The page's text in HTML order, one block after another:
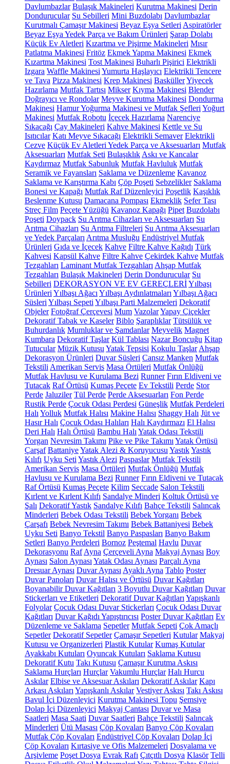
Davlumbazlar Bulaşık Makineleri Kurutma Makinesi Derin
Dondurucular Su Sebilleri Mini Buzdolabı Davlumbazlar
Kurutmalı Çamaşır Makinesi Beyaz Eşya Setleri Aspiratörler
Beyaz Eşya Yedek Parça ve Bakım Ürünleri Şarap Dolabı
Küçük Ev Aletleri Kızartma ve Pişirme Makineleri Mısır
Patlatma Makinesi Fritöz Ekmek Yapma Makinesi Ekmek
Kızartma Makinesi Tost Makinesi Buharlı Pişirici Elektrikli
Izgara Waffle Makinesi Yumurta Haşlayıcı Elektrikli Tencere
ve Tava Pizza Makinesi Krep Makinesi BasküllerYiyecek
Hazırlama Mutfak Tartısı Mikser Kıyma Makinesi Blender
Doğrayıcı ve Rondolar Meyve Kurutma Makinesi Dondurma
Makinesi Hamur Yoğurma Makinesi ve Mutfak Şefleri Yoğurt
Makinesi Mutfak Robotu İçecek Hazırlama Narenciye
Sıkacağı Çay Makineleri Kahve Makinesi Kettle ve Su
Isıtıcılar Katı Meyve Sıkacağı Elektrikli Semaver Elektrikli
Cezve Küçük Ev Aletleri Yedek Parça ve Aksesuarları Mutfak
Aksesuarları Mutfak Seti Bulaşıklık Askı ve Kancalar
Kaydırmaz Mutfak Sabunluk Mutfak Havluluk Mutfak
Seramik ve Fayansları Saklama ve Düzenleme Kavanoz
Saklama ve Karıştırma Kabı Çöp Poşeti Sebzelikler Saklama
Bonesi ve Kapağı Mutfak Raf Düzenleyici Poşetlik Kaşıklık
Beslenme Kutusu Damacana Pompası Ekmeklik Sefer Tası
Streç Film Peçete Yüzüğü Kavanoz Kapağı Pipet Buzdolabı
Poşeti Doypack Su Arıtma Cihazları ve Aksesuarları Su
Arıtma Cihazları Su Arıtma Filtreleri Su Arıtma Aksesuarları
ve Yedek Parçaları Arıtma Musluğu Endüstriyel Mutfak
Ürünleri Gıda ve İçecek Kahve Filtre Kahve Kağıdı Türk
Kahvesi Kapsül Kahve Filtre Kahve Çekirdek Kahve Mutfak
Tezgahları Laminant Mutfak Tezgahları Ahşap Mutfak
Tezgahları Bulaşık Makineleri Derin Dondurucular Su
Sebilleri DEKORASYON VE EV GEREÇLERİYılbaşı
Ürünleri Yılbaşı Ağacı Yılbaşı Aydınlatmaları Yılbaşı Ağacı
Süsleri Yılbaşı Sepeti Yılbaşı Parti Malzemeleri Dekoratif
Objeler Fotoğraf Çerçevesi Mum VazolarYapay Çiçekler
Dekoratif Tabak ve Kaseler Biblo Şaraplıklar Tütsülük ve
Buhurdanlık Mumluklar ve Şamdanlar Meyvelik Magnet
Kumbara Dekoratif Taşlar Kül Tablası Nazar Boncuğu Kitap
Tutucular Müzik Kutusu Yatak Tepsisi Kokulu Taşlar Ahşap
Dekorasyon Ürünleri Duvar Süsleri Cansız Manken Mutfak
Tekstili Amerikan Servis Masa Örtüleri Mutfak Önlüğü
Mutfak Havlusu ve Kurulama Bezi Runner Fırın Eldiveni ve
Tutacak Raf Örtüsü Kumaş Peçete Ev Tekstili Perde Stor
Perde Jaluziler Tül Perde Perde Aksesuarları Fon Perde
Rustik Perde Çocuk Odası Perdesi Güneşlik Mutfak Perdeleri
Halı Yolluk Mutfak Halısı Makine Halısı Shaggy Halı Jüt ve
Hasır Halı Çocuk Odası Halıları Halı Kaydırmazı El Halısı
Deri Halı Halı Örtüsü Bambu Halı Yatak Odası Tekstili
Yorgan Nevresim Takımı Pike ve Pike Takımı Yatak Örtüsü
Çarşaf BattaniyeYatak Alezi & Koruyucusu YastıkYastık
Kılıfı Uyku Seti Yastık Alezi Paspaslar Mutfak Tekstili
Amerikan Servis Masa Örtüleri Mutfak Önlüğü Mutfak
Havlusu ve Kurulama Bezi Runner Fırın Eldiveni ve Tutacak
Raf Örtüsü Kumaş Peçete Kilim Seccade Salon Tekstili
Kırlent ve Kırlent Kılıfı Sandalye Minderi Koltuk Örtüsü ve
Şalı Dekoratif Yastık Sandalye Kılıfı Bahçe Tekstili Salıncak
Minderleri Bebek Odası Tekstili Bebek Yorganı Bebek
Çarşafı Bebek Nevresim Takımı Bebek Battaniyesi Bebek
Uyku Seti Banyo Tekstil Banyo Paspasları Banyo Bakım
Setleri Banyo Perdeleri Bornoz Peştemal Havlu Duvar
Dekorasyonu Raf Ayna Çerçeveli Ayna Makyaj Aynası Boy
Aynası Salon Aynası Yatak Odası Aynası Parçalı Ayna
Dresuar Aynası Duvar Aynası Ayaklı Ayna Tablo Poster
Duvar Panoları Duvar Halısı ve Örtüsü Duvar Kağıtları
Boyanabilir Duvar Kağıtları 3 Boyutlu Duvar Kağıtları Duvar
Stickerları ve Etiketleri Dekoratif Duvar Kağıtları Yapışkanlı
Folyolar Çocuk Odası Duvar Stickerları Çocuk Odası Duvar
Kağıtları Duvar Kağıdı Yapıştırıcısı Poster Duvar Kağıtları Ev
Düzenleme ve Saklama Sepetler Mutfak Sepeti Çok Amaçlı
Sepetler Dekoratif Sepetler Çamaşır Sepetleri Kutular Makyaj
Kutusu ve Organizerleri Plastik Kutular Kumaş Kutular
Ayakkabı Kutuları Oyuncak Kutuları Saklama Kutusu
Dekoratif Kutu Takı Kutusu Çamaşır Kurutma Askısı
Saklama Hurçları Hurçlar Vakumlu Hurçlar Halı Hurcu
Askılar Elbise ve Aksesuar Askıları Dekoratif Askılar Kapı
Arkası Askıları Yapışkanlı Askılar Vestiyer Askısı Takı Askısı
Bavul İçi Düzenleyici Kurutma Makinesi Topu Şemsiye
Dolap İçi Düzenleyici Makyaj Çantası Duvar ve Masa
Saatleri Masa Saati Duvar Saatleri Bahçe Tekstili Salıncak
Minderleri Ütü Masası Çöp Kovaları Banyo Çöp Kovaları
Mutfak Çöp Kovaları Endüstriyel Çöp Kovaları Dolap İçi
Çöp Kovaları Kırtasiye ve Ofis Malzemeleri Dosyalama ve
Arşivleme Poşet Dosya Evrak Rafı Çıtçıtlı Dosya Klasör Telli